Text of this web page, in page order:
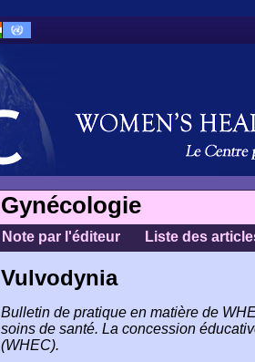
Gynécologie
Note par l'éditeur Liste des
Vulvodynia
Bulletin de pratique en matière de
soins de santé. La concession
(WHEC).